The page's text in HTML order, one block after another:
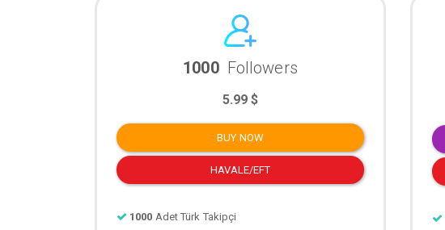
1000 Followers
5.99 $
BUY NOW
HAVALE/EFT
1000 Adet Türk Takipçi